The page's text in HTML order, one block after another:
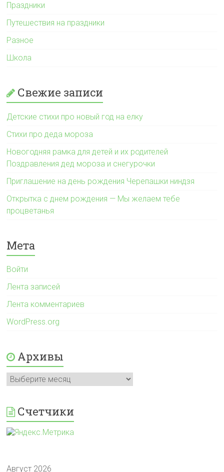
Праздники
Путешествия на праздники
Разное
Школа
Свежие записи
Детские стихи про новый год на елку
Стихи про деда мороза
Новогодняя рамка для детей и их родителей
Поздравления дед мороза и снегурочки
Приглашение на день рождения Черепашки ниндзя
Открытка с днем рождения — Мы желаем тебе
процветанья
Мета
Войти
Лента записей
Лента комментариев
WordPress.org
Архивы
Архивы
Счетчики
Август 2026